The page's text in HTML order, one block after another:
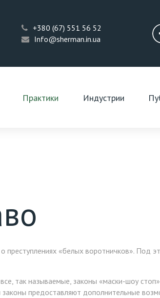
+380 (67) 551 56 52
Info@sherman.in.ua
Практики Индустрии
преступлениях «белых воротничков». Под
так называемые, законы «маски-шоу
законы предоставляют дополнительные